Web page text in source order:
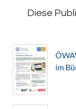
Diese
im